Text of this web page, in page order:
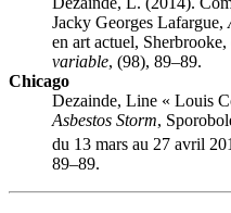
Jacky Georges Lafargue,
en art actuel,
variable, (98), 89–89.
Chicago
Dezainde, Line « Louis
Asbestos Storm,
du 13 mars au 27 avril
89–89.